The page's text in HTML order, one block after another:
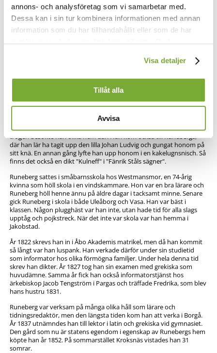
annons- och analysföretag som vi samarbetar med.
Dessa kan i sin tur kombinera informationen med annan
information som du har tillhandahållit eller som de har
-länken i nedre delen
Visa detaljer
Tillåt alla
Avvisa
Psalmhistoria
Johan Ludvig Runeberg (1804 - 1877) föddes i Jakobstad som första
Runeberg blev med tiden Finlands nationalskald och författare till
nationalhymnen "Vårt land", som inleder diktsamlingen "Fänrik Ståls
sommaren 1808 och vän och fiende tågade genom Jakobstad. Också
Kulneff, chef för ett husarregemente, kom till staden. Sin vana
trogen besökte han olika hem där. Han kom också till Runebergs,
där han lär ha tagit upp den lilla Johan Ludvig och gungat honom på
sitt knä. En annan gång lyfte han upp honom i en kakelugnsnisch. Så
finns det också en dikt "Kulneff" i "Fänrik Ståls sägner".
Runeberg sattes i småbarnsskola hos Westmansmor, en 74-årig
kvinna som höll skola i en vindskammare. Hon var en bra lärare och
Runeberg höll henne ännu på äldre dagar i tacksamt minne. Senare
gick Runeberg i skola i både Uleåborg och Vasa. Han var bäst i
klassen. Någon plugghäst var han inte, utan hade tid för alla slags
upptåg och pojkstreck. När det inte var skola var han hemma i
Jakobstad.
År 1822 skrevs han in i Åbo Akademis matrikel, men då han kommit
så långt var han luspank. Han verkade därför under sin studietid
som informator hos olika förmögna familjer. Under hela denna tid
skrev han dikter. År 1827 tog han sin examen med grekiska som
huvudämne. Samma år fick han också informatorstjänst hos
ärkebiskop Jacob Tengström i Pargas och träffade Fredrika, som blev
hans hustru 1831.
Runeberg var verksam på många olika håll som lärare och
tidningsredaktör, men den längsta tiden kom han att verka i Borgå.
År 1837 utnämndes han till lektor i latin och grekiska vid gymnasiet.
Den gård som nu är statens egendom i egenskap av Runebergs hem
köpte han år 1852. På sommarstället Kroksnäs vistades han 31
somrar.